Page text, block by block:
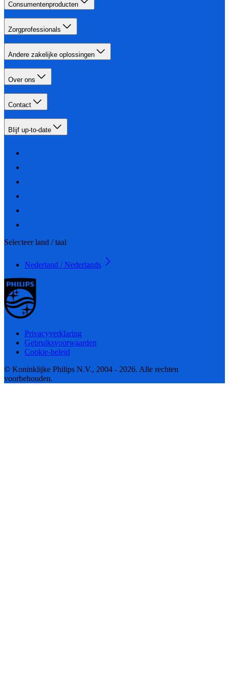
Consumentenproducten
Zorgprofessionals
Andere zakelijke oplossingen
Over ons
Contact
Blijf up-to-date
Selecteer land / taal
Nederland / Nederlands
Privacyverklaring
Gebruiksvoorwaarden
Cookie-beleid
© Koninklijke Philips N.V., 2004 - 2026. Alle rechten
voorbehouden.